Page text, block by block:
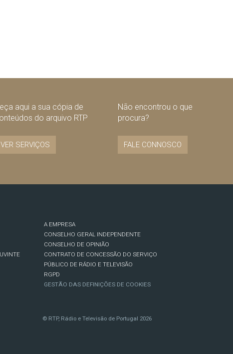
aqui a sua cópia de
do arquivo RTP
VER SERVIÇOS
Não encontrou o que
procura?
FALE CONNOSCO
A EMPRESA
CONSELHO GERAL INDEPENDENTE
CONSELHO DE OPINIÃO
CONTRATO DE CONCESSÃO DO SERVIÇO
PÚBLICO DE RÁDIO E TELEVISÃO
RGPD
GESTÃO DAS DEFINIÇÕES DE COOKIES
© RTP, Rádio e Televisão de Portugal 2026